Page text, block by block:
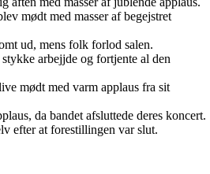
mødt med masser af begejstret
ud, mens folk forlod salen.
arbejjde og fortjente al den
mødt med varm applaus fra sit
da bandet afsluttede deres koncert.
efter at forestillingen var slut.